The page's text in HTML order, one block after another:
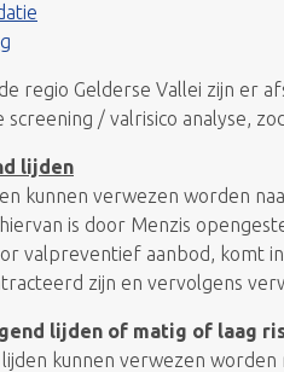
regio Gelderse Vallei zijn er
/ valrisico analyse,
lijden
kunnen verwezen worden
is door Menzis
valpreventief aanbod, komt
zijn en vervolgens
lijden of matig of laag
kunnen verwezen